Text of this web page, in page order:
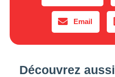
Email
Découvrez aussi